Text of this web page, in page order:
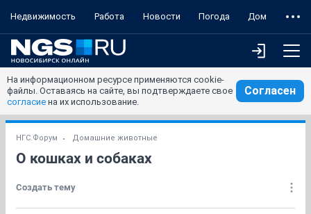
Недвижимость Работа Новости Погода Дом
На информационном ресурсе применяются cookie-
файлы. Оставаясь на сайте, вы подтверждаете свое
согласие на их использование.
Согласен
НГС.Форум Домашние животные
О кошках и собаках
Создать тему